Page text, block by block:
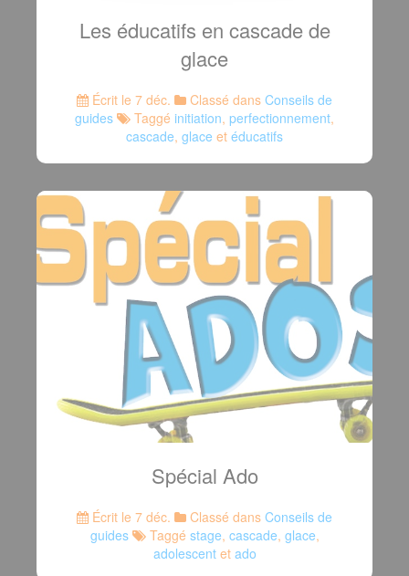
Les éducatifs en cascade de
glace
Écrit le 7 déc. Classé dans Conseils de
guides
Taggé initiation, perfectionnement,
cascade, glace et éducatifs
Spécial Ado
Écrit le 7 déc. Classé dans Conseils de
guides
Taggé stage, cascade, glace,
adolescentet ado